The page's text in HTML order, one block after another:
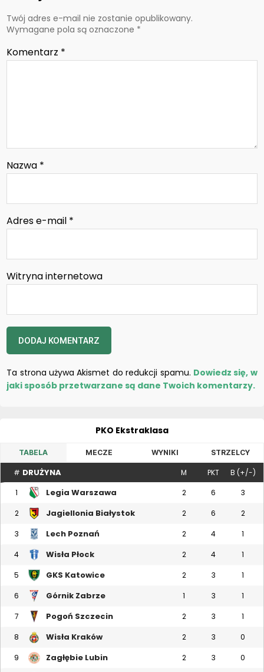
Twój adres e-mail nie zostanie opublikowany.
Wymagane pola są oznaczone *
Komentarz *
Nazwa *
Adres e-mail *
Witryna internetowa
Ta strona używa Akismet do redukcji spamu. Dowiedz się, w
jaki sposób przetwarzane są dane Twoich komentarzy.
PKO Ekstraklasa
TABELA MECZE WYNIKI STRZELCY
# DRUŻYNA M PKT B (+/-)
1 Legia Warszawa 2 6 3
2 Jagiellonia Białystok 2 6 2
3 Lech Poznań 2 4 1
4 Wisła Płock 2 4 1
5 GKS Katowice 2 3 1
6 Górnik Zabrze 1 3 1
7 Pogoń Szczecin 2 3 1
8 Wisła Kraków 2 3 0
9 Zagłębie Lubin 2 3 0